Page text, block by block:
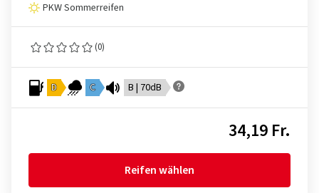
PKW Sommerreifen
(0)
D C B | 70dB
34,19 Fr.
Reifen wählen